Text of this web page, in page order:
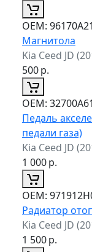
ОЕМ:
Магнитола
Kia Ceed JD
500р.
ОЕМ:
Педаль
педали газа)
Kia Ceed JD
1 000р.
ОЕМ:
Радиатор
Kia Ceed JD
1 500р.